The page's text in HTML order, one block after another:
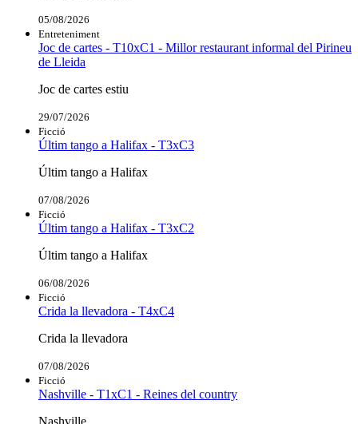
05/08/2026
Entreteniment
Joc de cartes - T10xC1 - Millor restaurant informal del Pirineu
de Lleida
Joc de cartes estiu
29/07/2026
Ficció
Últim tango a Halifax - T3xC3
Últim tango a Halifax
07/08/2026
Ficció
Últim tango a Halifax - T3xC2
Últim tango a Halifax
06/08/2026
Ficció
Crida la llevadora - T4xC4
Crida la llevadora
07/08/2026
Ficció
Nashville - T1xC1 - Reines del country